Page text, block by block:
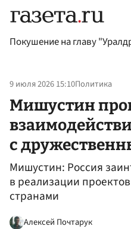
Покушение на главу
9 июля 2026 15:10Политика
Мишустин
с
Мишустин: Россия
в реализации
странами
Алексей Почтарук